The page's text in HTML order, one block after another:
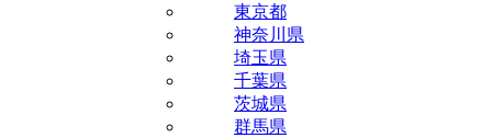
東京都
神奈川県
埼玉県
千葉県
茨城県
群馬県